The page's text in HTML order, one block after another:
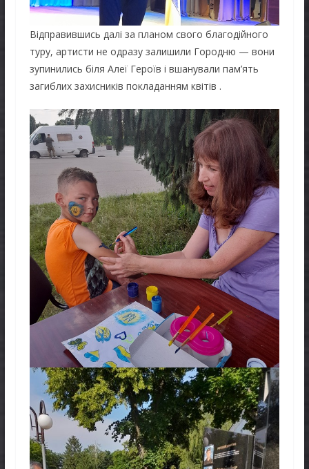
Відправившись далі за планом свого благодійного
туру, артисти не одразу залишили Городню — вони
зупинились біля Алеї Героїв і вшанували пам’ять
загиблих захисників покладанням квітів .